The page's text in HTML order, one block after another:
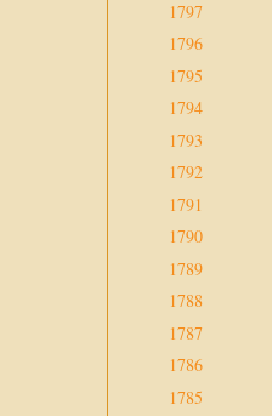
1797
1796
1795
1794
1793
1792
1791
1790
1789
1788
1787
1786
1785